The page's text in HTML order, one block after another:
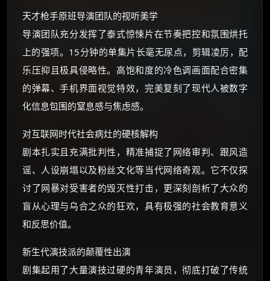
天才枪手原班导演团队的视听美学
导演团队充分发挥了泰式惊悚片在节奏把控和氛围烘托
上的强项。15分钟的单集片长毫无尿点，剪辑凌厉，配
乐压抑且极具侵略性。高饱和度的冷色调画面配合密集
的弹幕、手机界面视觉特效，完美复刻了现代人被数字
化信息包围的窒息感与焦虑感。
对互联网时代社会病灶的硬核解构
剧本扎实且充满批判性，精准捕捉了网络审判、跟风造
谣、人设崩塌以及粉丝文化等当代网络奇观。它不仅探
讨了网暴对受害者的毁灭性打击，更深刻剖析了大众的
盲从心理与乌合之众的狂欢，具有极强的社会教育意义
和反思价值。
新生代演技派的颠覆性出演
剧集起用了大量演技过硬的青年演员，彻底打破了传统